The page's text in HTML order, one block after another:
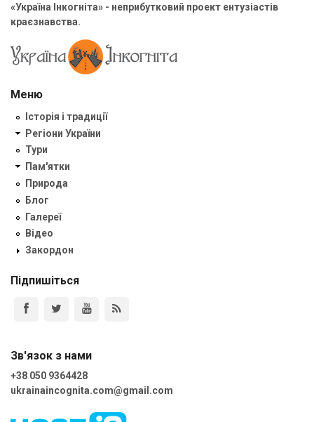
«Україна Інкогніта» - неприбутковий проект ентузіастів
краєзнавства.
Меню
Історія і традиції
Регіони України
Тури
Пам'ятки
Природа
Блог
Галереї
Відео
Закордон
Підпишіться
Зв'язок з нами
+38 050 9364428
ukrainaincognita.com@gmail.com